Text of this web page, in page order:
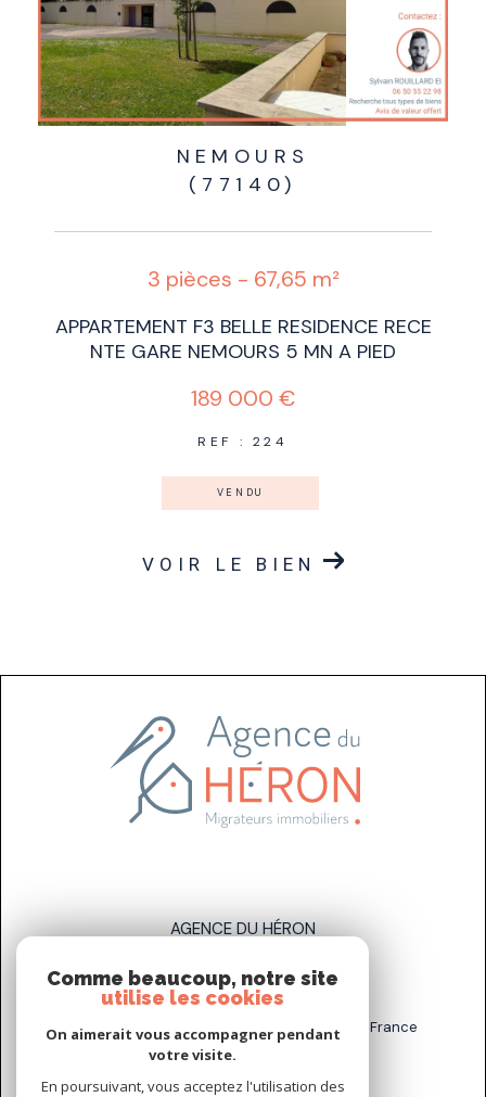
NEMOURS
(77140)
3 pièces - 67,65 m²
APPARTEMENT F3 BELLE RESIDENCE RECE
NTE GARE NEMOURS 5 MN A PIED
189 000 €
REF : 224
VENDU
VOIR LE BIEN
AGENCE DU HÉRON
07 83 89 58 93
sarah.stahl@agenceduheron.fr
6 bis Rue de la Grande Maison, 77890 Arville, France
Comme beaucoup, notre site
utilise les cookies
On aimerait vous accompagner pendant
votre visite.
En poursuivant, vous acceptez l'utilisation des